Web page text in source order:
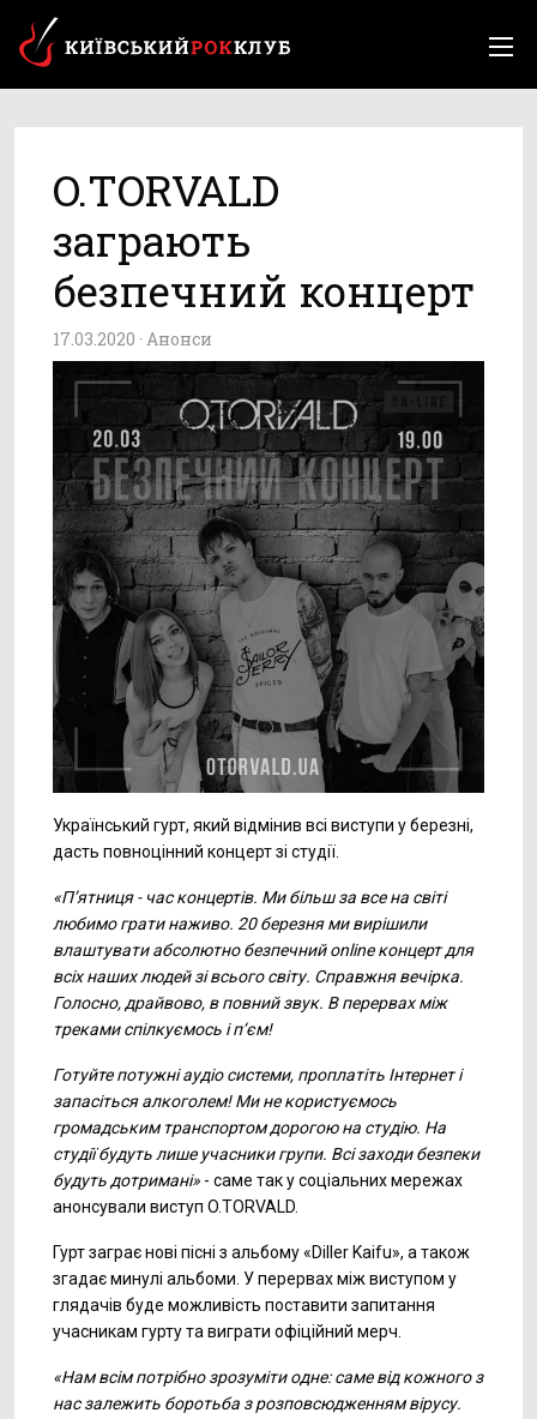
O.TORVALD
заграють
безпечний концерт
17.03.2020 · Анонси
Український гурт, який відмінив всі виступи у березні,
дасть повноцінний концерт зі студії.
«П’ятниця - час концертів. Ми більш за все на світі
любимо грати наживо. 20 березня ми вирішили
влаштувати абсолютно безпечний online концерт для
всіх наших людей зі всього світу. Справжня вечірка.
Голосно, драйвово, в повний звук. В перервах між
треками спілкуємось і п‘єм!
Готуйте потужні аудіо системи, проплатіть Інтернет і
запасіться алкоголем! Ми не користуємось
громадським транспортом дорогою на студію. На
студії будуть лише учасники групи. Всі заходи безпеки
будуть дотримані» - саме так у соціальних мережах
анонсували виступ O.TORVALD.
Гурт заграє нові пісні з альбому «Diller Kaifu», а також
згадає минулі альбоми. У перервах між виступом у
глядачів буде можливість поставити запитання
учасникам гурту та виграти офіційний мерч.
«Нам всім потрібно зрозуміти одне: саме від кожного з
нас залежить боротьба з розповсюдженням вірусу.